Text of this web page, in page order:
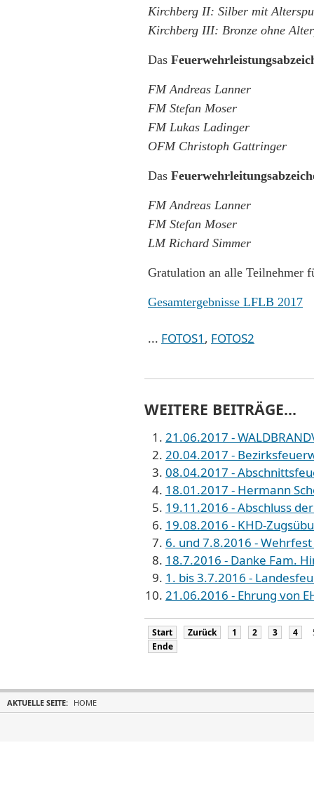
Kirchberg II: Silber mit
Kirchberg III: Bronze ohne
Das
FM Andreas Lanner
FM Stefan Moser
FM Lukas Ladinger
OFM Christoph Gattringer
Das
FM Andreas Lanner
FM Stefan Moser
LM Richard Simmer
Gratulation an alle Teilnehmer
Gesamtergebnisse LFLB 2017
... FOTOS1 , FOTOS2
WEITERE BEITRÄGE...
21.06.2017 -
20.04.2017 -
08.04.2017 -
18.01.2017 - Hermann
19.11.2016 - Abschluss
19.08.2016 - KHD-
6. und 7.8.2016 -
18.7.2016 - Danke Fam.
1. bis 3.7.2016 -
21.06.2016 - Ehrung von
Start Zurück 1 2 3 4
Ende
AKTUELLE SEITE: HOME